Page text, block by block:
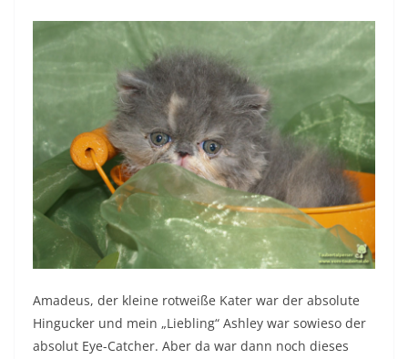
Amadeus, der kleine rotweiße Kater war der absolute
Hingucker und mein „Liebling“ Ashley war sowieso der
absolut Eye-Catcher. Aber da war dann noch dieses